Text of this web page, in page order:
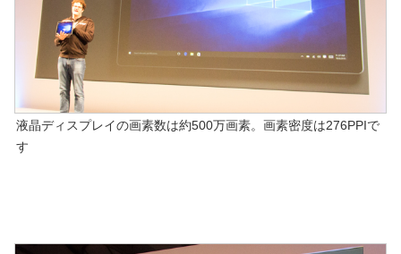
液晶ディスプレイの画素数は約500万画素。画素密度は276PPIで
す